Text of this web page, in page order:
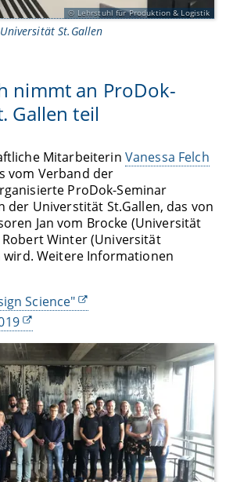
Lehrstuhl für Produktion & Logistik
St.Gallen
nimmt an ProDok-
Gallen teil
Mitarbeiterin Vanessa Felch
vom Verband der
ProDok-Seminar
der Universtität St.Gallen, das von
Jan vom Brocke (Universität
Winter (Universität
wird. Weitere Informationen
Science"